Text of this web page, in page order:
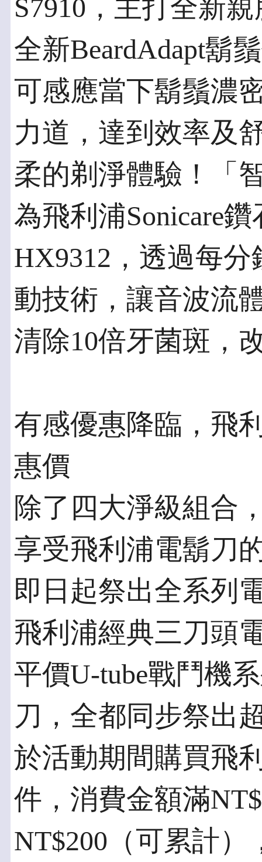
S7910，主打全新
全新BeardAdapt鬍
可感應當下鬍鬚濃
力道，達到效率及
柔的剃淨體驗！「
為飛利浦Sonicare
HX9312，透過每分
動技術，讓音波流
清除10倍牙菌斑，
有感優惠降臨，飛
惠價
除了四大淨級組合
享受飛利浦電鬍刀
即日起祭出全系列
飛利浦經典三刀頭
平價U-tube戰鬥機
刀，全都同步祭出
於活動期間購買飛
件，消費金額滿
NT$200（可累計